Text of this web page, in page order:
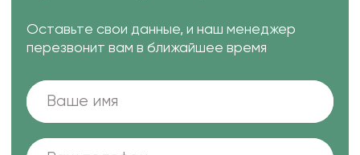
Оставьте свои данные, и наш менеджер
перезвонит вам в ближайшее время